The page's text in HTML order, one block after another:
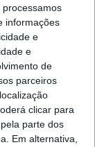
processamos
informações
e
e
de
parceiros
clicar para
parte dos
Em alternativa,
Feira da